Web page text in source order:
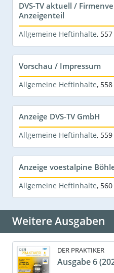
DVS-TV aktuell /
Anzeigenteil
Allgemeine Heftinhalte, 557
Vorschau / Impressum
Allgemeine Heftinhalte, 558
Anzeige DVS-TV GmbH
Allgemeine Heftinhalte, 559
Anzeige voestalpine
Allgemeine Heftinhalte, 560
Weitere Ausgaben
DER PRAKTIKER
Ausgabe 6